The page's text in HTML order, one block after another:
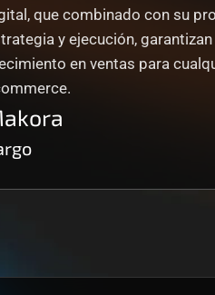
que combinado con su
y ejecución, garantizan
en ventas para